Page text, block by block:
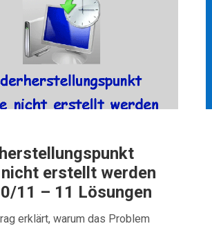
erstellt werden
11 – 11 Lösungen
erklärt, warum das Problem